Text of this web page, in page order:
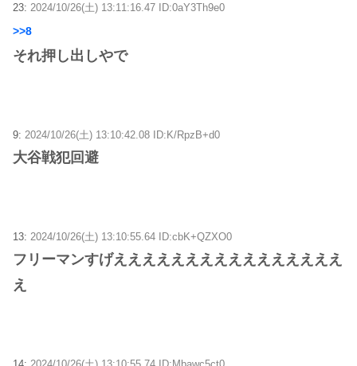
23: 2024/10/26(土) 13:11:16.47 ID:0aY3Th9e0
>>8
それ押し出しやで
9: 2024/10/26(土) 13:10:42.08 ID:K/RpzB+d0
大谷戦犯回避
13: 2024/10/26(土) 13:10:55.64 ID:cbK+QZXO0
フリーマンすげええええええええええええええええ
え